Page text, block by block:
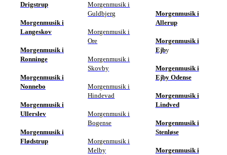
Drigstrup
Morgenmusik i
Langeskov
Morgenmusik i
Ronninge
Morgenmusik i
Nonnebo
Morgenmusik i
Ullerslev
Morgenmusik i
Flødstrup
Morgenmusik i
Guldbjerg
Morgenmusik i
Ore
Morgenmusik i
Skovby
Morgenmusik i
Hindevad
Morgenmusik i
Bogense
Morgenmusik i
Melby
Morgenmusik i
Allerup
Morgenmusik i
Ejby
Morgenmusik i
Ejby Odense
Morgenmusik i
Lindved
Morgenmusik i
Stenløse
Morgenmusik i